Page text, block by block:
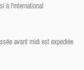
à l'international
avant midi est expediée